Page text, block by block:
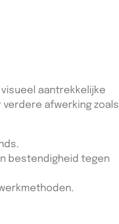
aantrekkelijke
afwerking zoals
bestendigheid tegen